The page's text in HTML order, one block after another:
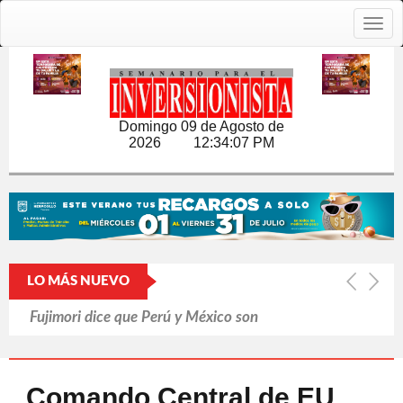
Domingo 09 de Agosto de
2026 12:34:08 PM
LO MÁS NUEVO
Fujimori dice que Perú y México son
Pasa Mundial factura a mexicanos